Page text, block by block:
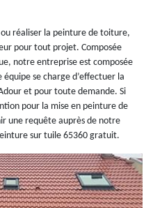
réaliser la peinture de toiture,
pour tout projet. Composée
notre entreprise est composée
se charge d’effectuer la
et pour toute demande. Si
pour la mise en peinture de
une requête auprès de notre
sur tuile 65360 gratuit.